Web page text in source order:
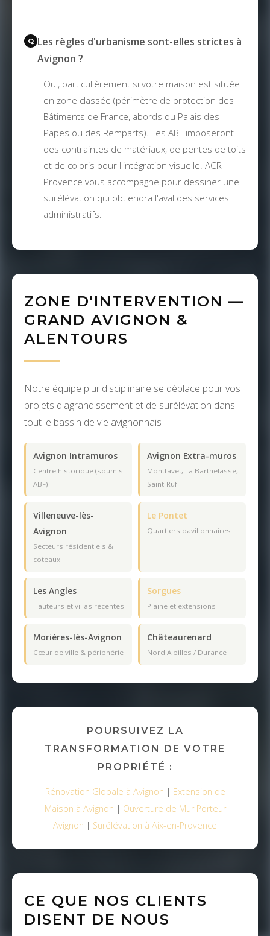
Les règles d'urbanisme sont-elles strictes à
Avignon ?
Oui, particulièrement si votre maison est située
en zone classée (périmètre de protection des
Bâtiments de France, abords du Palais des
Papes ou des Remparts). Les ABF imposeront
des contraintes de matériaux, de pentes de toits
et de coloris pour l'intégration visuelle. ACR
Provence vous accompagne pour dessiner une
surélévation qui obtiendra l'aval des services
administratifs.
ZONE D'INTERVENTION —
GRAND AVIGNON &
ALENTOURS
Notre équipe pluridisciplinaire se déplace pour vos
projets d'agrandissement et de surélévation dans
tout le bassin de vie avignonnais :
Avignon Intramuros
Centre historique (soumis
ABF)
Avignon Extra-muros
Montfavet, La Barthelasse,
Saint-Ruf
Villeneuve-lès-
Avignon
Secteurs résidentiels &
coteaux
Le Pontet
Quartiers pavillonnaires
Les Angles
Hauteurs et villas récentes
Sorgues
Plaine et extensions
Morières-lès-Avignon
Cœur de ville & périphérie
Châteaurenard
Nord Alpilles / Durance
POURSUIVEZ LA
TRANSFORMATION DE VOTRE
PROPRIÉTÉ :
Rénovation Globale à Avignon | Extension de
Maison à Avignon | Ouverture de Mur Porteur
Avignon | Surélévation à Aix-en-Provence
CE QUE NOS CLIENTS
DISENT DE NOUS